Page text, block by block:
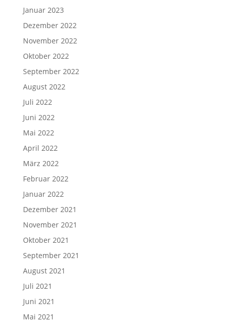
Januar 2023
Dezember 2022
November 2022
Oktober 2022
September 2022
August 2022
Juli 2022
Juni 2022
Mai 2022
April 2022
März 2022
Februar 2022
Januar 2022
Dezember 2021
November 2021
Oktober 2021
September 2021
August 2021
Juli 2021
Juni 2021
Mai 2021